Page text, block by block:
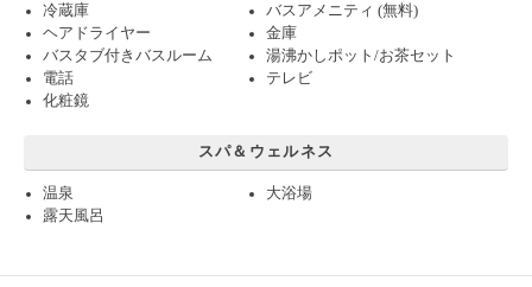
冷蔵庫
バスアメニティ (無料)
ヘアドライヤー
金庫
バスタブ付きバスルーム
湯沸かしポット/お茶セット
電話
テレビ
化粧鏡
スパ＆ウェルネス
温泉
大浴場
露天風呂